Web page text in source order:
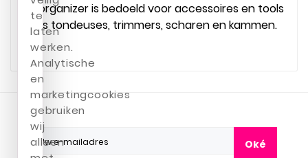
De organizer is bedoeld voor accessoires en tools
zoals tondeuses, trimmers, scharen en kammen.
Oké
te
laten
werken.
Analytische
en
marketingcookies
gebruiken
wij
alleen